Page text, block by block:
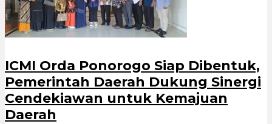
ICMI Orda Ponorogo Siap Dibentuk,
Pemerintah Daerah Dukung Sinergi
Cendekiawan untuk Kemajuan
Daerah